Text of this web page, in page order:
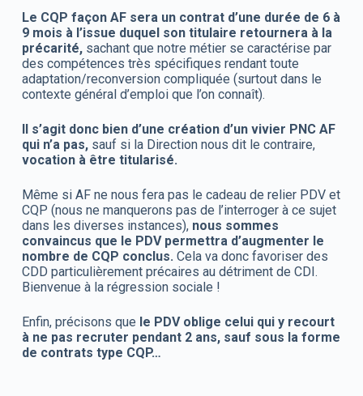
Le CQP façon AF sera un contrat d’une durée de 6 à
9 mois à l’issue duquel son titulaire retournera à la
précarité,sachant que notre métier se caractérise par
des compétences très spécifiques rendant toute
adaptation/reconversion compliquée (surtout dans le
contexte général d’emploi que l’on connaît).
Il s’agit donc bien d’une création d’un vivier PNC AF
qui n’a pas,sauf si la Direction nous dit le contraire,
vocation à être titularisé.
Même si AF ne nous fera pas le cadeau de relier PDV et
CQP (nous ne manquerons pas de l’interroger à ce sujet
dans les diverses instances), nous sommes
convaincus que le PDV permettra d’augmenter le
nombre de CQP conclus. Cela va donc favoriser des
CDD particulièrement précaires au détriment de CDI.
Bienvenue à la régression sociale !
Enfin, précisons que le PDV oblige celui qui y recourt
à ne pas recruter pendant 2 ans, sauf sous la forme
de contrats type CQP…